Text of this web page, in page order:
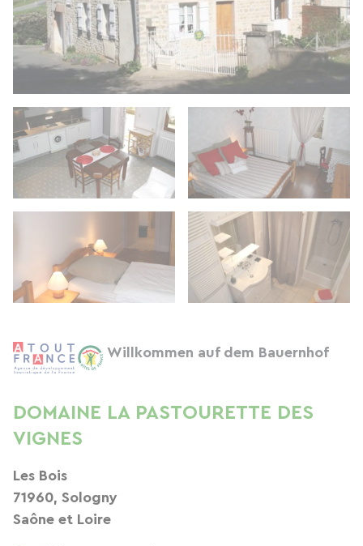
Willkommen auf dem Bauernhof
DOMAINE LA PASTOURETTE DES
VIGNES
Les Bois
71960, Sologny
Saône et Loire